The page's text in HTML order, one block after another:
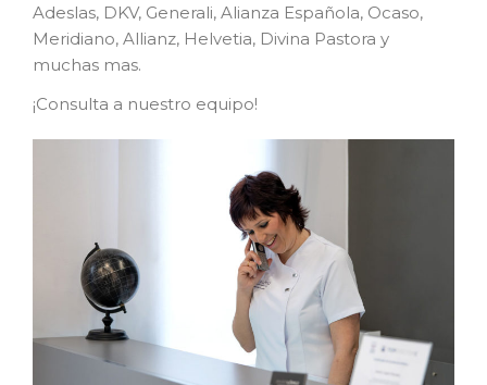
Adeslas, DKV, Generali, Alianza Española, Ocaso,
Meridiano, Allianz, Helvetia, Divina Pastora y
muchas mas.
¡Consulta a nuestro equipo!